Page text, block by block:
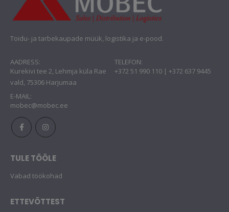
Toidu- ja tarbekaupade müük, logistika ja e-pood.
AADRESS:
Kurekivi tee 2, Lehmja küla Rae
vald, 75306 Harjumaa
TELEFON:
+372 51 990 110 | +372 637 9445
E-MAIL:
mobec@mobec.ee
TULE TÖÖLE
Vabad töökohad
ETTEVÕTTEST